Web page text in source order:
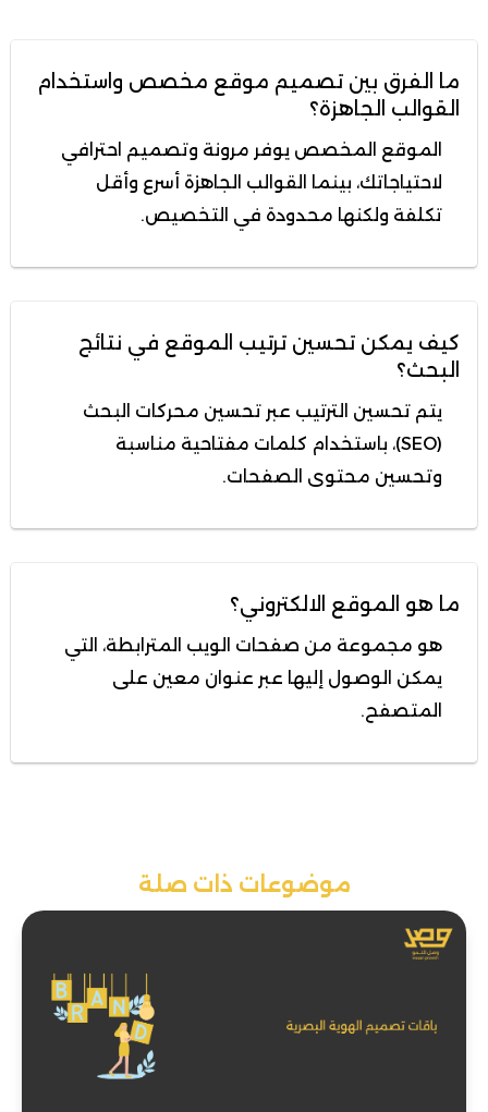
ما الفرق بين تصميم موقع مخصص واستخدام
القوالب الجاهزة؟
الموقع المخصص يوفر مرونة وتصميم احترافي
لاحتياجاتك، بينما القوالب الجاهزة أسرع وأقل
تكلفة ولكنها محدودة في التخصيص.
كيف يمكن تحسين ترتيب الموقع في نتائج
البحث؟
يتم تحسين الترتيب عبر تحسين محركات البحث
(SEO)، باستخدام كلمات مفتاحية مناسبة
وتحسين محتوى الصفحات.
ما هو الموقع الالكتروني؟
هو مجموعة من صفحات الويب المترابطة، التي
يمكن الوصول إليها عبر عنوان معين على
المتصفح.
موضوعات ذات صلة